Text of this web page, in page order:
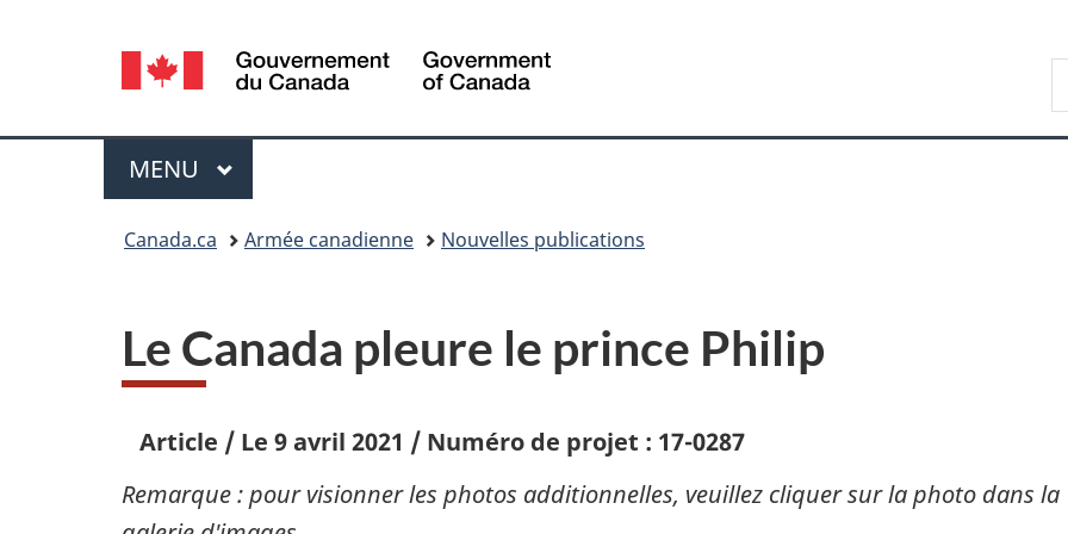
sujet
HTML
Sélection
de
la
langue
Canada
Menu
MENU PRINCIPAL
Canada.ca Armée canadienne Nouvelles publications
Le Canada pleure le prince Philip
Article / Le 9 avril 2021 / Numéro de projet : 17-0287
Remarque : pour visionner les photos additionnelles, veuillez cliquer sur la photo dans la